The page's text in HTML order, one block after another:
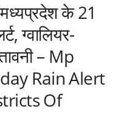
के 21
ग्वालियर-
– Mp
Rain Alert
Of